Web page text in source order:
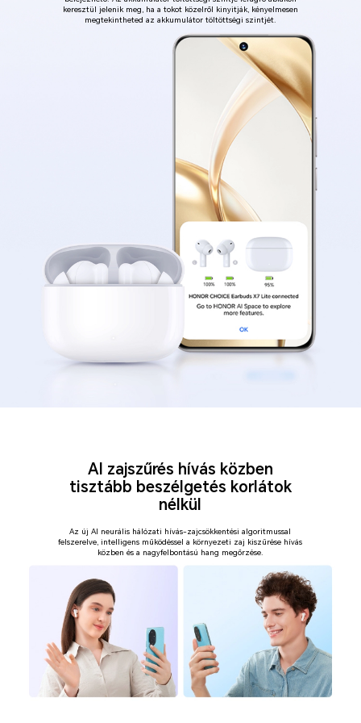
keresztül jelenik meg, ha a tokot közelről kinyitják, kényelmesen
megtekintheted az akkumulátor töltöttségi szintjét.
AI zajszűrés hívás közben
tisztább beszélgetés korlátok
nélkül
Az új AI neurális hálózati hívás-zajcsökkentési algoritmussal
felszerelve, intelligens működéssel a környezeti zaj kiszűrése hívás
közben és a nagyfelbontású hang megőrzése.